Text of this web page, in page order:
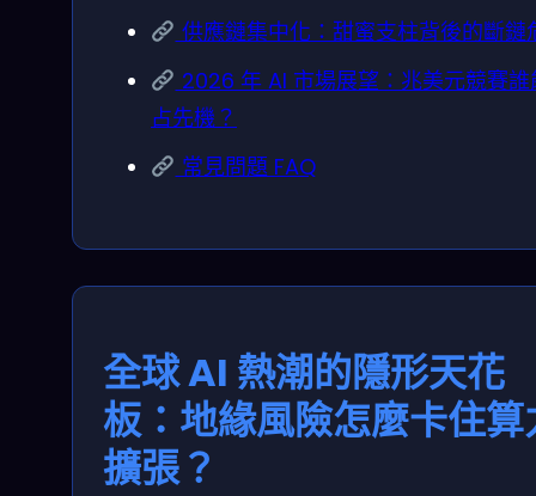
供應鏈集中化：甜蜜支柱背後的斷鏈
2026 年 AI 市場展望：兆美元競賽誰
占先機？
常見問題 FAQ
全球 AI 熱潮的隱形天花
板：地緣風險怎麼卡住算
擴張？